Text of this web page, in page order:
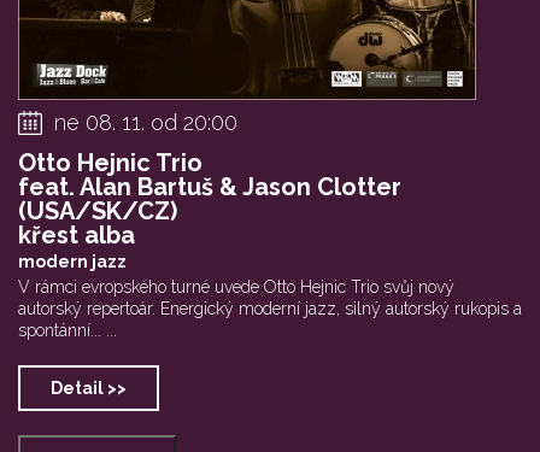
ne 08. 11. od 20:00
Otto Hejnic Trio
feat. Alan Bartuš & Jason Clotter
(USA/SK/CZ)
křest alba
modern jazz
V rámci evropského turné uvede Otto Hejnic Trio svůj nový
autorský repertoár. Energický moderní jazz, silný autorský rukopis a
spontánní... ...
Detail >>